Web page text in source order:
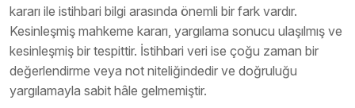
kararı ile istihbari bilgi arasında önemli bir fark vardır.
Kesinleşmiş mahkeme kararı, yargılama sonucu ulaşılmış ve
kesinleşmiş bir tespittir. İstihbari veri ise çoğu zaman bir
değerlendirme veya not niteliğindedir ve doğruluğu
yargılamayla sabit hâle gelmemiştir.